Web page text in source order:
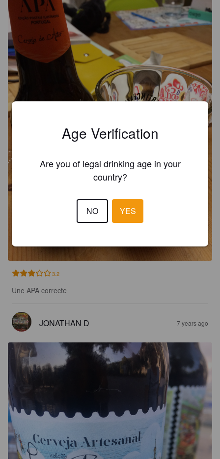
3.2
Une APA correcte
JONATHAN D 7 years ago
Age Verification
Are you of legal drinking age in your
country?
NO YES